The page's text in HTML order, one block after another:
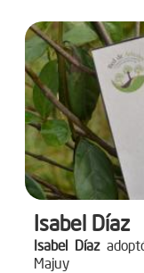
Isabel Díaz
Isabel Díaz
Majuy